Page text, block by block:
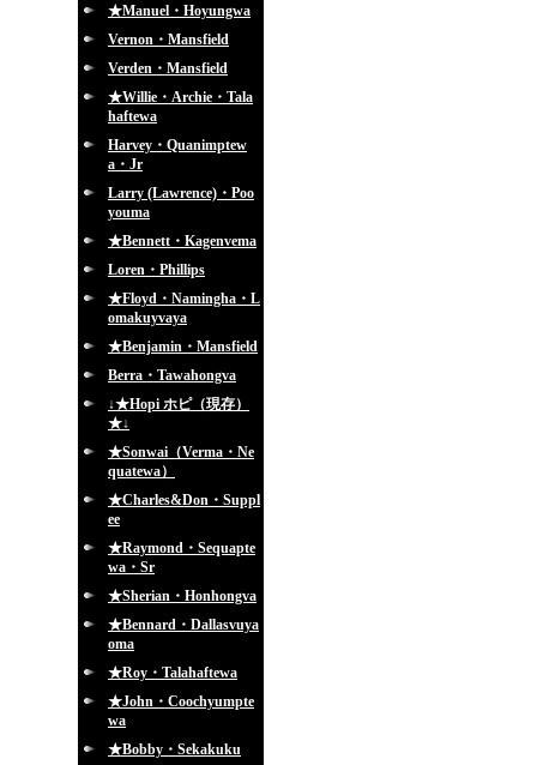
★Manuel・Hoyungwa
Vernon・Mansfield
Verden・Mansfield
★Willie・Archie・Tala
haftewa
Harvey・Quanimptew
a・Jr
Larry (Lawrence)・Poo
youma
★Bennett・Kagenvema
Loren・Phillips
★Floyd・Namingha・L
omakuyvaya
★Benjamin・Mansfield
Berra・Tawahongva
↓★Hopi ホピ（現存）
★↓
★Sonwai（Verma・Ne
quatewa）
★Charles&Don・Suppl
ee
★Raymond・Sequapte
wa・Sr
★Sherian・Honhongva
★Bennard・Dallasvuya
oma
★Roy・Talahaftewa
★John・Coochyumpte
wa
★Bobby・Sekakuku